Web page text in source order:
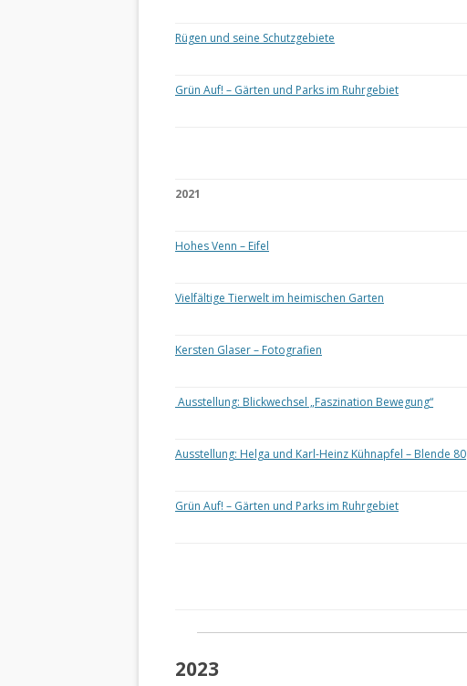
Rügen und seine Schutzgebiete
Grün Auf! – Gärten und Parks im Ruhrgebiet
2021
Hohes Venn – Eifel
Vielfältige Tierwelt im heimischen Garten
Kersten Glaser – Fotografien
Ausstellung: Blickwechsel „Faszination Bewegung“
Ausstellung: Helga und Karl-Heinz Kühnapfel – Blende 80
Grün Auf! – Gärten und Parks im Ruhrgebiet
2023